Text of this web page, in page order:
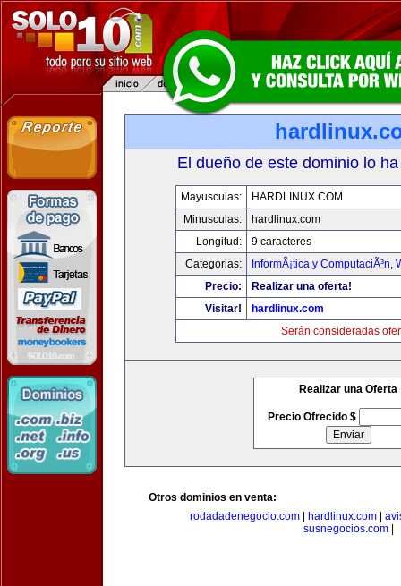
El dueño de este dominio lo
Mayusculas:
HARDLINUX.COM
Minusculas:
hardlinux.com
Longitud:
9 caracteres
Categorias:
InformÃ¡tica y ComputaciÃ³n,
Precio:
Realizar una oferta!
Visitar!
hardlinux.com
Serán consideradas
Realizar una Oferta
Precio Ofrecido $
Otros dominios en venta:
rodadadenegocio.com| hardlinux.com|
susnegocios.com|